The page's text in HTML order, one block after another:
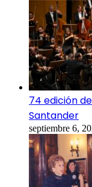
74 edición
Santander
septiembre 6,